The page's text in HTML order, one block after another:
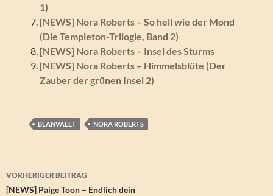
1)
[NEWS] Nora Roberts – So hell wie der Mond
(Die Templeton-Trilogie, Band 2)
[NEWS] Nora Roberts – Insel des Sturms
[NEWS] Nora Roberts – Himmelsblüte (Der
Zauber der grünen Insel 2)
BLANVALET NORA ROBERTS
Beitragsnavigation
VORHERIGER BEITRAG
[NEWS] Paige Toon – Endlich dein